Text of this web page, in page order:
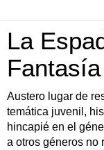
La
Austero lugar de
temática juvenil,
hincapié en el
a otros géneros no